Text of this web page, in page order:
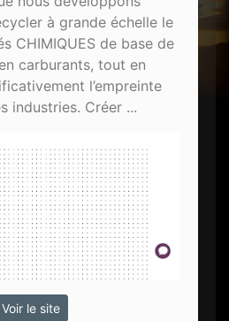
à grande échelle le
CHIMIQUES de base de
carburants, tout en
l’empreinte
industries. Créer ...
Voir le site